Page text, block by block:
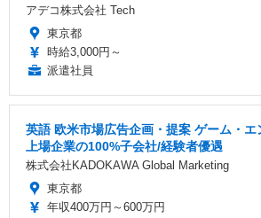
アデコ株式会社 Tech
東京都
時給3,000円～
派遣社員
英語 欧米市場広告企画・提案 ゲーム・
上場企業の100%子会社/経験者優遇
株式会社KADOKAWA Global Marketing
東京都
年収400万円～600万円